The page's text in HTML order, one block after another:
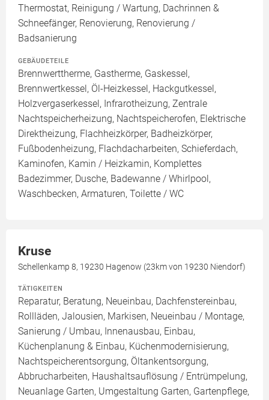
Thermostat, Reinigung / Wartung, Dachrinnen &
Schneefänger, Renovierung, Renovierung /
Badsanierung
GEBÄUDETEILE
Brennwerttherme, Gastherme, Gaskessel,
Brennwertkessel, Öl-Heizkessel, Hackgutkessel,
Holzvergaserkessel, Infrarotheizung, Zentrale
Nachtspeicherheizung, Nachtspeicherofen, Elektrische
Direktheizung, Flachheizkörper, Badheizkörper,
Fußbodenheizung, Flachdacharbeiten, Schieferdach,
Kaminofen, Kamin / Heizkamin, Komplettes
Badezimmer, Dusche, Badewanne / Whirlpool,
Waschbecken, Armaturen, Toilette / WC
Kruse
Schellenkamp 8, 19230 Hagenow (23km von 19230 Niendorf)
TÄTIGKEITEN
Reparatur, Beratung, Neueinbau, Dachfenstereinbau,
Rollläden, Jalousien, Markisen, Neueinbau / Montage,
Sanierung / Umbau, Innenausbau, Einbau,
Küchenplanung & Einbau, Küchenmodernisierung,
Nachtspeicherentsorgung, Öltankentsorgung,
Abbrucharbeiten, Haushaltsauflösung / Entrümpelung,
Neuanlage Garten, Umgestaltung Garten, Gartenpflege,